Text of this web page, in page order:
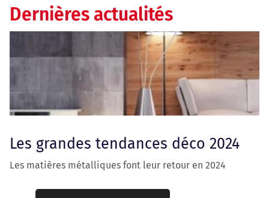
Dernières actualités
Les grandes tendances déco 2024
Les matières métalliques font leur retour en 2024